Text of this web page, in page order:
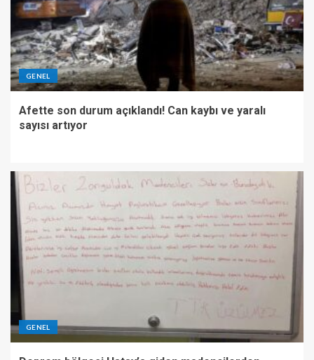
GENEL
Afette son durum açıklandı! Can kaybı ve yaralı
sayısı artıyor
GENEL